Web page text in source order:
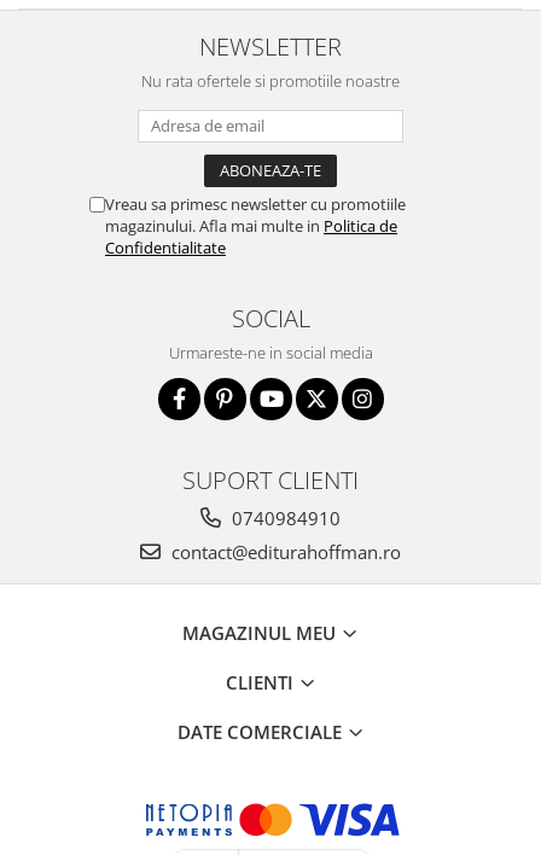
NEWSLETTER
Nu rata ofertele si promotiile noastre
Vreau sa primesc newsletter cu promotiile
magazinului. Afla mai multe in Politica de
Confidentialitate
SOCIAL
Urmareste-ne in social media
SUPORT CLIENTI
0740984910
contact@editurahoffman.ro
MAGAZINUL MEU
CLIENTI
DATE COMERCIALE